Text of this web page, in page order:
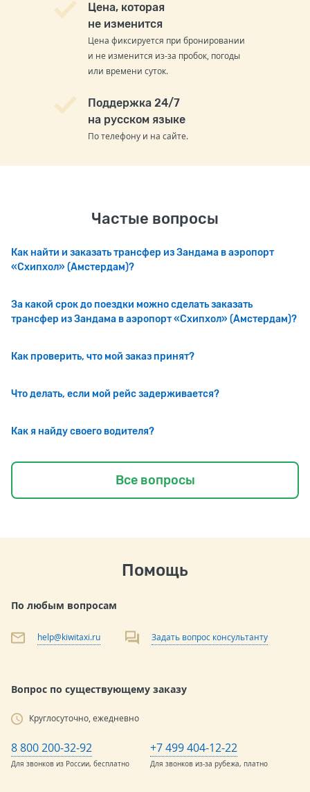
Цена, которая
не изменится
Цена фиксируется при бронировании
и не изменится из-за пробок, погоды
или времени суток.
Поддержка 24/7
на русском языке
По телефону и на сайте.
Частые вопросы
Как найти и заказать трансфер из Зандама в аэропорт
«Схипхол» (Амстердам)?
За какой срок до поездки можно сделать заказать
трансфер из Зандама в аэропорт «Схипхол» (Амстердам)?
Как проверить, что мой заказ принят?
Что делать, если мой рейс задерживается?
Как я найду своего водителя?
Все вопросы
Помощь
По любым вопросам
help@kiwitaxi.ru Задать вопрос консультанту
Вопрос по существующему заказу
Круглосуточно, ежедневно
8 800 200-32-92
Для звонков из России, бесплатно
+7 499 404-12-22
Для звонков из-за рубежа, платно